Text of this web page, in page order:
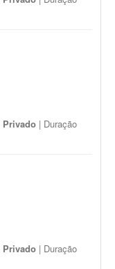
Privado | Duração
Privado | Duração